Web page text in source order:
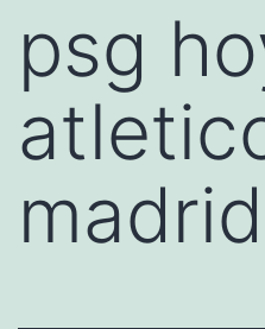
psg
madrid